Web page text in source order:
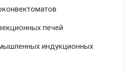
печей
индукционных